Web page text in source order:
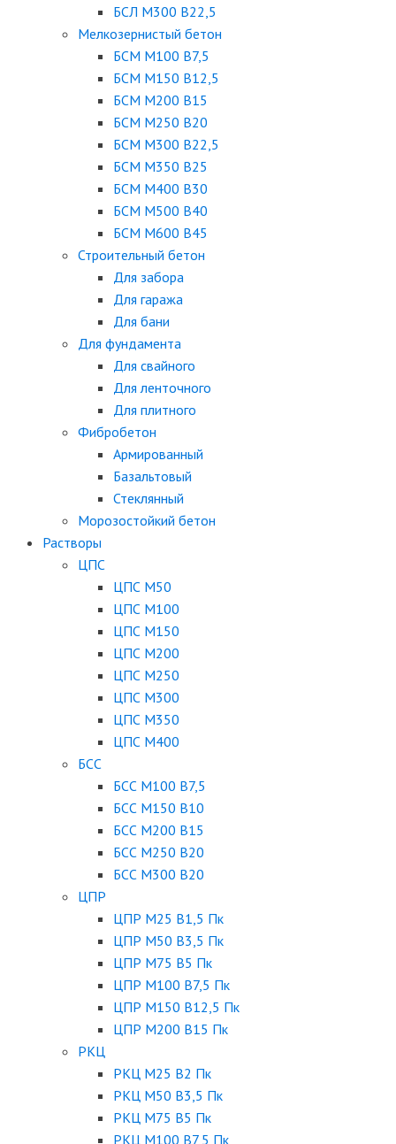
БСЛ М300 В22,5
Мелкозернистый бетон
БСМ М100 B7,5
БСМ М150 B12,5
БСМ М200 B15
БСМ М250 B20
БСМ М300 B22,5
БСМ М350 B25
БСМ М400 B30
БСМ М500 B40
БСМ М600 B45
Строительный бетон
Для забора
Для гаража
Для бани
Для фундамента
Для свайного
Для ленточного
Для плитного
Фибробетон
Армированный
Базальтовый
Стеклянный
Морозостойкий бетон
Растворы
ЦПС
ЦПС М50
ЦПС М100
ЦПС М150
ЦПС М200
ЦПС М250
ЦПС М300
ЦПС М350
ЦПС М400
БСС
БСС М100 B7,5
БСС М150 B10
БСС М200 B15
БСС М250 B20
БСС М300 B20
ЦПР
ЦПР М25 B1,5 Пк
ЦПР М50 B3,5 Пк
ЦПР М75 B5 Пк
ЦПР М100 B7,5 Пк
ЦПР М150 B12,5 Пк
ЦПР М200 B15 Пк
РКЦ
РКЦ М25 B2 Пк
РКЦ М50 В3,5 Пк
РКЦ М75 B5 Пк
РКЦ М100 B7,5 Пк